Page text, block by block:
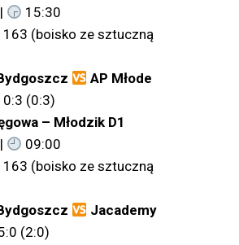
15:30
(boisko ze sztuczną
AP Młode
0:3 (0:3)
– Młodzik D1
09:00
(boisko ze sztuczną
Jacademy
(2:0)